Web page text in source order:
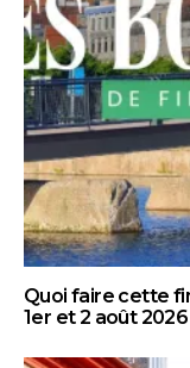
Quoi faire cette
1er et 2 août 2026